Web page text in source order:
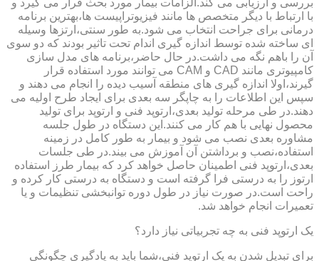
بررسی و ارزیابی می کند.الزامات بیمار مورد بحث قرار می گیرد و
با ارتباط با دیگر متخصص ها مانند فیزیوتراپیست ها،بهترین برنامه
درمانی برای جراحت انتخاب می شود.به طور سنتی،ارتزها وسیله
ای ساخته شده توسط اندازه گیری اندام تحت تاثیر بودند که دو سوی
آن را باهم نگه می داشت.در حال حاضر،برنامه های مدل سازی
کامپیوتری مانند CAD و CAM می توانند مورد استفاده قرار
گیرند،اولا اندازه گیری های منطقه آسیب دیده را انجام می دهند و
سپس این اطلاعات را به چاپگر سه بعدی برای ایجاد طرح اولیه می
دهند.در طی مرحله تولید بعدی،ارتوپد فنی و ارتوپد برای تولید
محصول نهایی با هم کار می کنند.این دستگاه در طول جلسه
مشاوره بعدی نصب می شود و بیمار به طور کامل در زمینه
استفاده،نصب و برداشتن آن آموزش می بیند.در طی جلسات
بعدی،ارتوپد فنی اطمینان حاصل خواهد کرد که بیمار طرز استفاده
ارتوز را به درستی فرا گرفته است و دستگاه به درستی کار کرده و
راحت است.در صورت نیاز در طول دوره توانبخشی تنظیمات و یا
تعمیرات انجام خواهد شد.
یک ارتوپد فنی به چه تجربیاتی نیاز دارد؟
برای تبدیل شدن به یک ارتوپد فنی،شما باید به یادگیری چگونگی